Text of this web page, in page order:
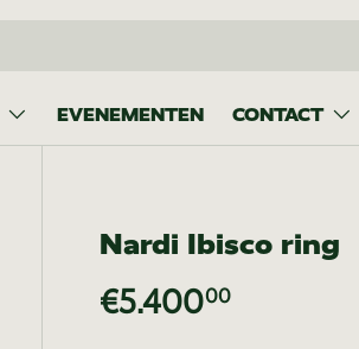
EVENEMENTEN CONTACT
Nardi Ibisco ring
€5.40000